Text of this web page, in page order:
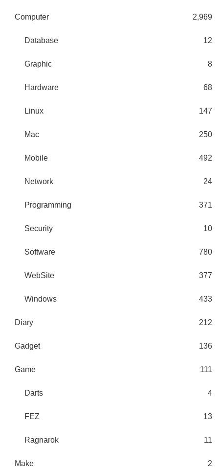
Computer 2,969
Database 12
Graphic 8
Hardware 68
Linux 147
Mac 250
Mobile 492
Network 24
Programming 371
Security 10
Software 780
WebSite 377
Windows 433
Diary 212
Gadget 136
Game 111
Darts 4
FEZ 13
Ragnarok 11
Make 2